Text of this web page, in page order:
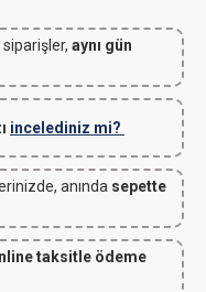
aynı gün
incelediniz mi?
anında sepette
taksitle ödeme